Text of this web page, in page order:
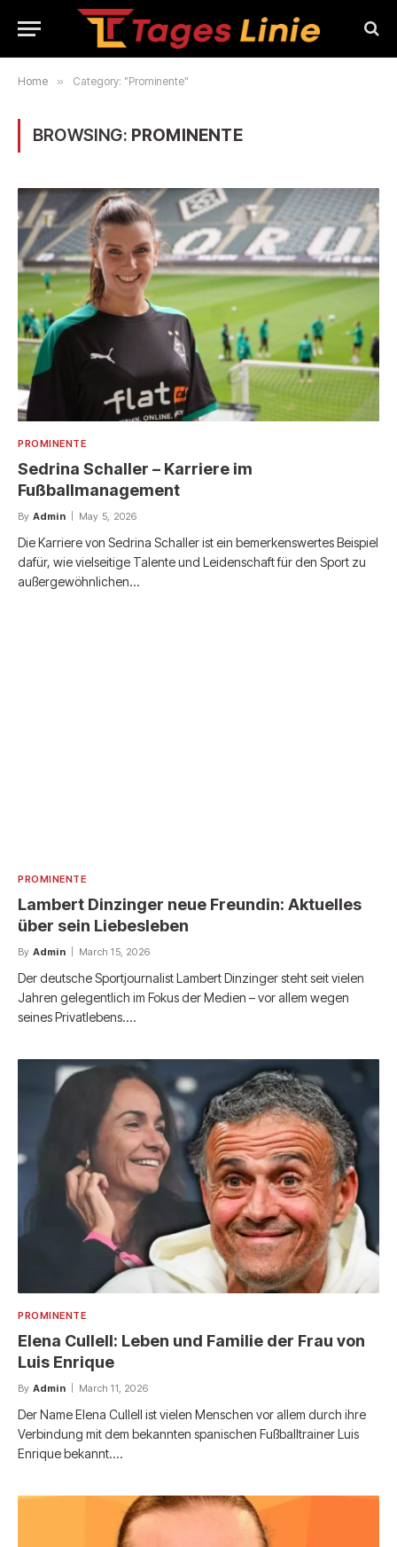
Home » Category: "Prominente"
BROWSING: PROMINENTE
PROMINENTE
Sedrina Schaller – Karriere im
Fußballmanagement
By Admin May 5, 2026
Die Karriere von Sedrina Schaller ist ein bemerkenswertes Beispiel
dafür, wie vielseitige Talente und Leidenschaft für den Sport zu
außergewöhnlichen…
PROMINENTE
Lambert Dinzinger neue Freundin: Aktuelles
über sein Liebesleben
By Admin March 15, 2026
Der deutsche Sportjournalist Lambert Dinzinger steht seit vielen
Jahren gelegentlich im Fokus der Medien – vor allem wegen
seines Privatlebens.…
PROMINENTE
Elena Cullell: Leben und Familie der Frau von
Luis Enrique
By Admin March 11, 2026
Der Name Elena Cullell ist vielen Menschen vor allem durch ihre
Verbindung mit dem bekannten spanischen Fußballtrainer Luis
Enrique bekannt.…